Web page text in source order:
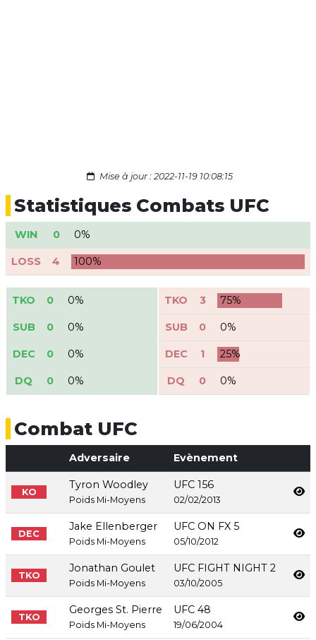
Mise à jour : 2022-11-19 10:08:15
Statistiques Combats UFC
WIN 0 0%
LOSS 4 100%
TKO 0 0%
SUB 0 0%
DEC 0 0%
DQ 0 0%
TKO 3 75%
SUB 0 0%
DEC 1 25%
DQ 0 0%
Combat UFC
Adversaire Evènement
KO
Tyron Woodley
Poids Mi-Moyens
UFC 156
02/02/2013
DEC
Jake Ellenberger
Poids Mi-Moyens
UFC ON FX 5
05/10/2012
TKO
Jonathan Goulet
Poids Mi-Moyens
UFC FIGHT NIGHT 2
03/10/2005
TKO
Georges St. Pierre
Poids Mi-Moyens
UFC 48
19/06/2004